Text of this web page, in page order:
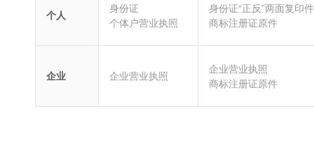
个人
身份证
个体户营业执照
身份证“正反”两面复印件
商标注册证原件
企业 企业营业执照
企业营业执照
商标注册证原件